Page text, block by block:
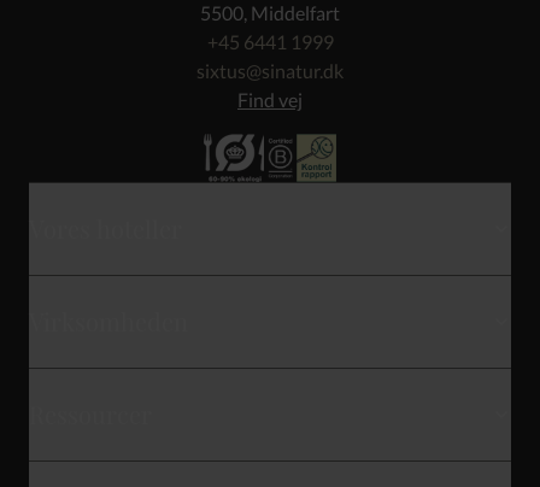
5500, Middelfart
+45 6441 1999
sixtus@sinatur.dk
Find vej